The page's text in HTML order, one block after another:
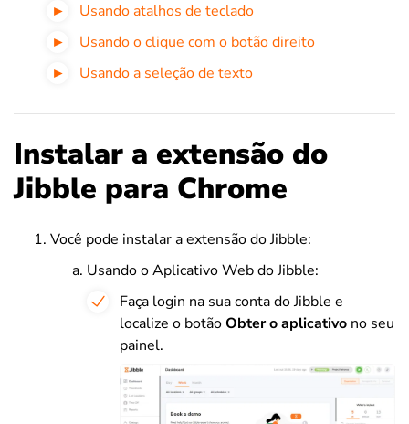
Usando atalhos de teclado
Usando o clique com o botão direito
Usando a seleção de texto
Instalar a extensão do
Jibble para Chrome
Você pode instalar a extensão do Jibble:
Usando o Aplicativo Web do Jibble:
Faça login na sua conta do Jibble e
localize o botãoObter o aplicativo no seu
painel.